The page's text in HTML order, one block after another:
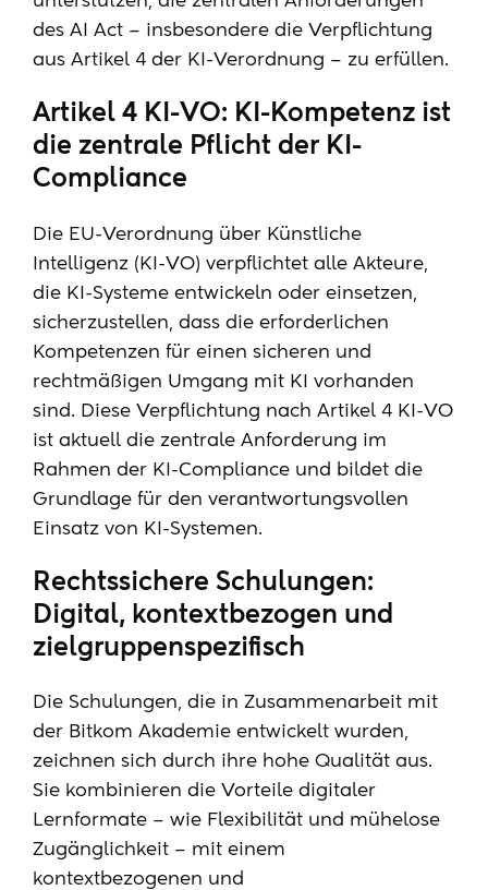
des AI Act – insbesondere die Verpflichtung
aus Artikel 4 der KI-Verordnung – zu erfüllen.
Artikel 4 KI-VO: KI-Kompetenz ist
die zentrale Pflicht der KI-
Compliance
Die EU-Verordnung über Künstliche
Intelligenz (KI-VO) verpflichtet alle Akteure,
die KI-Systeme entwickeln oder einsetzen,
sicherzustellen, dass die erforderlichen
Kompetenzen für einen sicheren und
rechtmäßigen Umgang mit KI vorhanden
sind. Diese Verpflichtung nach Artikel 4 KI-VO
ist aktuell die zentrale Anforderung im
Rahmen der KI-Compliance und bildet die
Grundlage für den verantwortungsvollen
Einsatz von KI-Systemen.
Rechtssichere Schulungen:
Digital, kontextbezogen und
zielgruppenspezifisch
Die Schulungen, die in Zusammenarbeit mit
der Bitkom Akademie entwickelt wurden,
zeichnen sich durch ihre hohe Qualität aus.
Sie kombinieren die Vorteile digitaler
Lernformate – wie Flexibilität und mühelose
Zugänglichkeit – mit einem
kontextbezogenen und